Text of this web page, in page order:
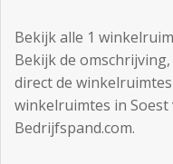
Login
Bekijk alle 1
Bekijk de
direct de
winkelruimtes in
Bedrijfspand.com.